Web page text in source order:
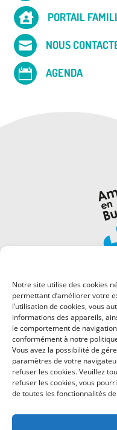
Notre site utilise des cookies
permettant d’améliorer votre
l’utilisation de cookies, vous
informations des appareils,
le comportement de
conformément à notre
Vous avez la possibilité de
paramètres de votre
refuser les cookies. Veuillez
refuser les cookies, vous
de toutes les fonctionnalités
 PORTAIL
 NOUS
 AGENDA
Hôtel de Ville
Place Robert Marcelpoil
01500 Ambérieu-en-
Tél : 04 74 46 17 00